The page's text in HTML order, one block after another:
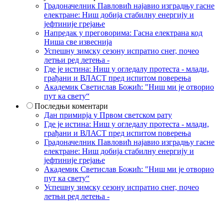
Градоначелник Павловић најавио изградњу гасне
електране: Ниш добија стабилну енергију и
јефтиније грејање
Напредак у преговорима: Гасна електрана код
Ниша све извеснија
Успешну зимску сезону испратио снег, почео
летњи ред летења -
Где је истина: Ниш у огледалу протеста - млади,
грађани и ВЛАСТ пред испитом поверења
Академик Светислав Божић: "Ниш ми је отворио
пут ка свету“
Последњи коментари
Дан примирја у Првом светском рату
Где је истина: Ниш у огледалу протеста - млади,
грађани и ВЛАСТ пред испитом поверења
Градоначелник Павловић најавио изградњу гасне
електране: Ниш добија стабилну енергију и
јефтиније грејање
Академик Светислав Божић: "Ниш ми је отворио
пут ка свету“
Успешну зимску сезону испратио снег, почео
летњи ред летења -